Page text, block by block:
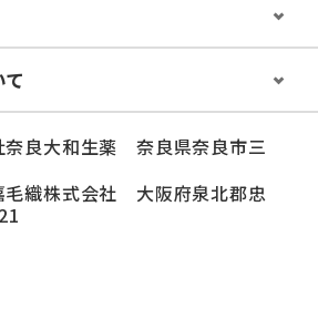
奈良大和生薬 奈良県奈良市三
毛織株式会社 大阪府泉北郡忠